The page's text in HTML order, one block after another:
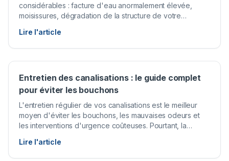
considérables : facture d'eau anormalement élevée,
moisissures, dégradation de la structure de votre
rapidement une fuite permet de limiter les dommages et
de réduire le coût des réparations.
Lire l'article
Entretien des canalisations : le guide complet
pour éviter les bouchons
L'entretien régulier de vos canalisations est le meilleur
moyen d'éviter les bouchons, les mauvaises odeurs et
les interventions d'urgence coûteuses. Pourtant, la
l'entretien de leur logement jusqu'à ce qu'un problème
survienne.
Lire l'article